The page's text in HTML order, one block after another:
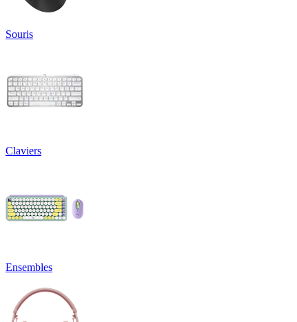
Souris
Claviers
Ensembles